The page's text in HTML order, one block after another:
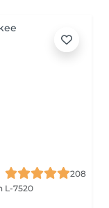
208
L-7520